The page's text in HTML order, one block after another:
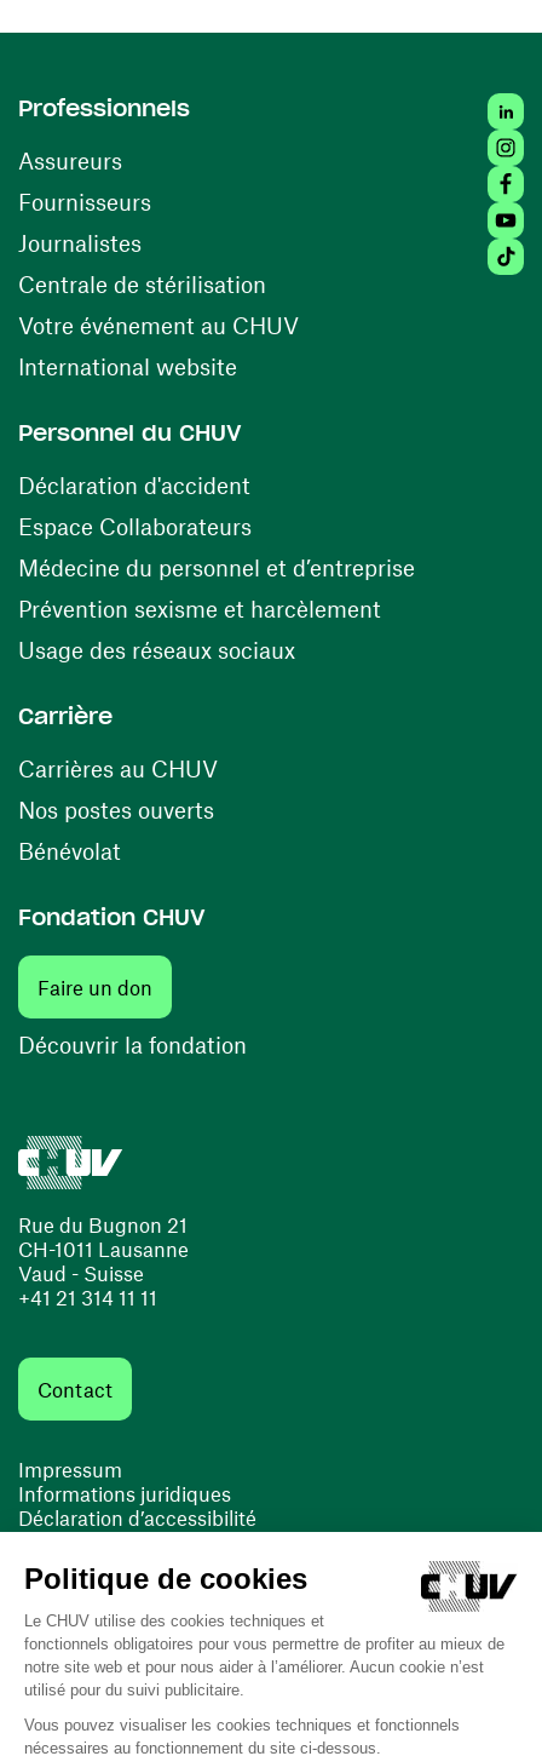
Rue du Bugnon 21
CH-1011 Lausanne
Vaud - Suisse
+41 21 314 11 11
Contact
Impressum
Informations juridiques
Déclaration d’accessibilité
Cookies
(ouvre une nouvelle fenêtre)
Professionnels
Assureurs
Fournisseurs(ouvre une nouvelle fenêtre)
Journalistes
Centrale de stérilisation (ouvre une nouvelle
Votre événement au CHUV(ouvre une nouvelle
International website
Personnel du CHUV
Déclaration d'accident
Espace Collaborateurs(ouvre une nouvelle fenêtre)
Médecine du personnel et d’entreprise
Prévention sexisme et harcèlement
Usage des réseaux sociaux(ouvre une nouvelle
Carrière
Carrières au CHUV(ouvre une nouvelle fenêtre)
Nos postes ouverts(ouvre une nouvelle fenêtre)
Bénévolat
Fondation CHUV
Faire un don
Découvrir la fondation